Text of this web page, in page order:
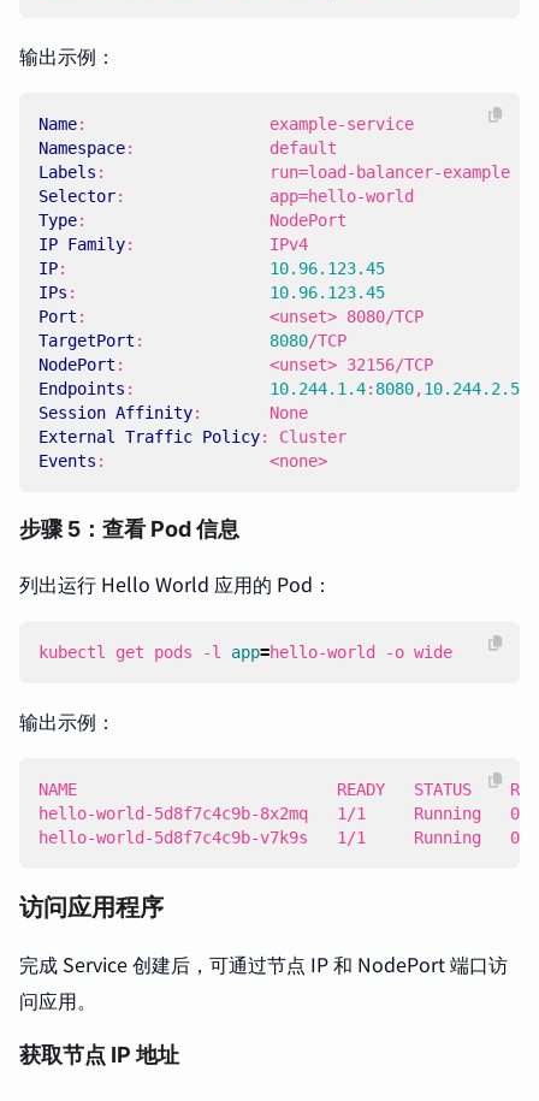
输出示例：
Name:
example-service
Namespace:
default
Labels :
run=load-balancer-example
Selector:
app=hello-world
Type:
NodePort
IP Family:
IPv4
IP:
10.96.123.45
IPs :
10.96.123.45
Port :
<unset> 8080/TCP
TargetPort : 8080/TCP
NodePort :
<unset> 32156/TCP
Endpoints : 10.244.1.4: 8080,10.244.2.5
Session Affinity:
None
External Traffic Policy:
Cluster
Events : <none>
步骤 5：查看 Pod 信息
列出运行 Hello World 应用的 Pod：
kubectl get pods -l app=hello-world -o wide
输出示例：
hello-world-5d8f7c4c9b-v7k9s   1/1     Running
访问应用程序
完成 Service 创建后，可通过节点 IP 和 NodePort 端口访
问应用。
获取节点 IP 地址